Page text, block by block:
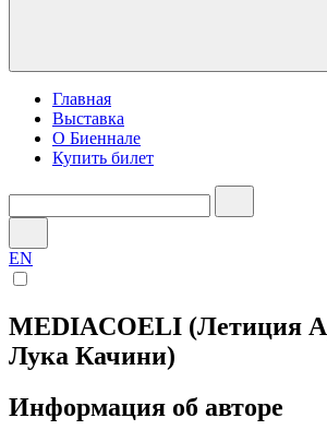
Главная
Выставка
О Биеннале
Купить билет
EN
MEDIACOELI (Летиция
Лука Качини)
Информация об авторе